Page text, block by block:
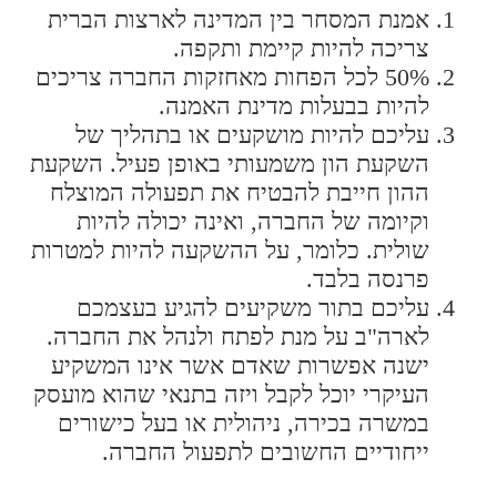
אמנת המסחר בין המדינה לארצות הברית
צריכה להיות קיימת ותקפה.
50% לכל הפחות מאחזקות החברה צריכים
להיות בבעלות מדינת האמנה.
עליכם להיות מושקעים או בתהליך של
השקעת הון משמעותי באופן פעיל. השקעת
ההון חייבת להבטיח את תפעולה המוצלח
וקיומה של החברה, ואינה יכולה להיות
שולית. כלומר, על ההשקעה להיות למטרות
פרנסה בלבד.
עליכם בתור משקיעים להגיע בעצמכם
לארה"ב על מנת לפתח ולנהל את החברה.
ישנה אפשרות שאדם אשר אינו המשקיע
העיקרי יוכל לקבל ויזה בתנאי שהוא מועסק
במשרה בכירה, ניהולית או בעל כישורים
ייחודיים החשובים לתפעול החברה.